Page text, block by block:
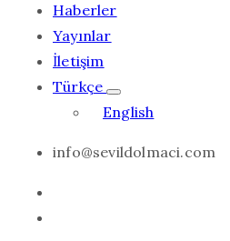
Haberler
Yayınlar
İletişim
Türkçe
English
info@sevildolmaci.com